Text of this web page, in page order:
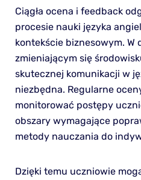
Ciągła ocena i feedback
procesie nauki języka
kontekście biznesowym. W
zmieniającym się
skutecznej komunikacji w
niezbędna. Regularne
monitorować postępy
obszary wymagające
metody nauczania do
Dzięki temu uczniowie